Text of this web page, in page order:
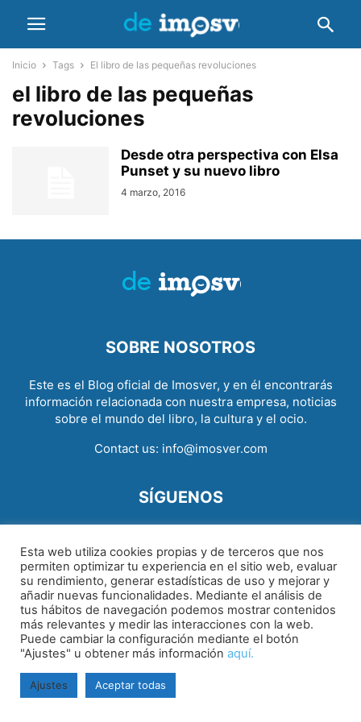
Inicio Tags El libro de las pequeñas revoluciones
el libro de las pequeñas
revoluciones
Desde otra perspectiva con Elsa
Punset y su nuevo libro
4 marzo, 2016
SOBRE NOSOTROS
Este es el Blog oficial de Imosver, y en él encontrarás
información relacionada con nuestra empresa, noticias
sobre el mundo del libro, la cultura y el ocio.
Contact us: info@imosver.com
SÍGUENOS
Aviso legal| Política de cookies|Política de privacidad
Esta web utiliza cookies propias y de terceros que nos
permiten optimizar tu experiencia en el sitio web, evaluar
su rendimiento, generar estadísticas de uso y mejorar y
añadir nuevas funcionalidades. Mediante el análisis de
tus hábitos de navegación podemos mostrar contenidos
más relevantes y medir las interacciones con la web.
Puede cambiar la configuración mediante el botón
"Ajustes" u obtener más información aquí.
Ajustes Aceptar todas